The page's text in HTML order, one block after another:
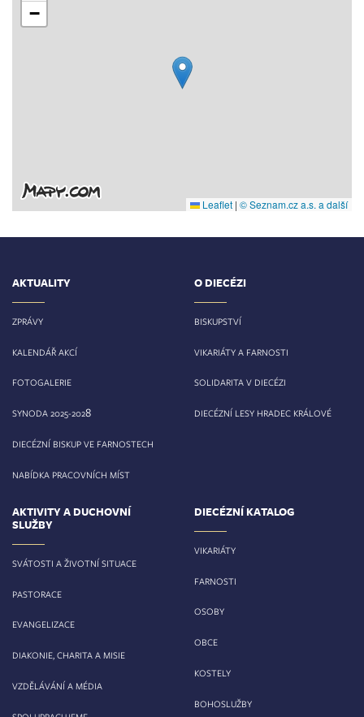
−
Leaflet | © Seznam.cz a.s. a další
AKTUALITY
ZPRÁVY
KALENDÁŘ AKCÍ
FOTOGALERIE
SYNODA 2025-2028
DIECÉZNÍ BISKUP VE FARNOSTECH
NABÍDKA PRACOVNÍCH MÍST
O DIECÉZI
BISKUPSTVÍ
VIKARIÁTY A FARNOSTI
SOLIDARITA V DIECÉZI
DIECÉZNÍ LESY HRADEC KRÁLOVÉ
AKTIVITY A DUCHOVNÍ
SLUŽBY
SVÁTOSTI A ŽIVOTNÍ SITUACE
PASTORACE
EVANGELIZACE
DIAKONIE, CHARITA A MISIE
VZDĚLÁVÁNÍ A MÉDIA
DIECÉZNÍ KATALOG
VIKARIÁTY
FARNOSTI
OSOBY
OBCE
KOSTELY
BOHOSLUŽBY